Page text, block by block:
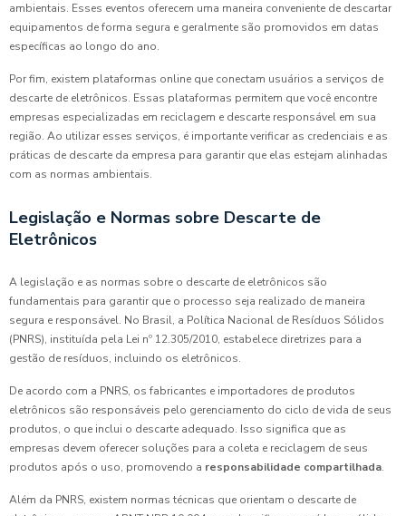
ambientais. Esses eventos oferecem uma maneira conveniente de descartar
equipamentos de forma segura e geralmente são promovidos em datas
específicas ao longo do ano.
Por fim, existem plataformas online que conectam usuários a serviços de
descarte de eletrônicos. Essas plataformas permitem que você encontre
empresas especializadas em reciclagem e descarte responsável em sua
região. Ao utilizar esses serviços, é importante verificar as credenciais e as
práticas de descarte da empresa para garantir que elas estejam alinhadas
com as normas ambientais.
Legislação e Normas sobre Descarte de
Eletrônicos
A legislação e as normas sobre o descarte de eletrônicos são
fundamentais para garantir que o processo seja realizado de maneira
segura e responsável. No Brasil, a Política Nacional de Resíduos Sólidos
(PNRS), instituída pela Lei nº 12.305/2010, estabelece diretrizes para a
gestão de resíduos, incluindo os eletrônicos.
De acordo com a PNRS, os fabricantes e importadores de produtos
eletrônicos são responsáveis pelo gerenciamento do ciclo de vida de seus
produtos, o que inclui o descarte adequado. Isso significa que as
empresas devem oferecer soluções para a coleta e reciclagem de seus
produtos após o uso, promovendo a responsabilidade compartilhada.
Além da PNRS, existem normas técnicas que orientam o descarte de